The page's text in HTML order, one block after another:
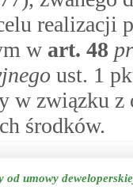
realizacji
w art. 48
ust. 1
w związku
środków.
od umowy